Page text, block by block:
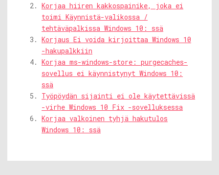
Korjaa hiiren kakkospainike, joka ei
toimi Käynnistä-valikossa /
tehtäväpalkissa Windows 10: ssä
Korjaus Ei voida kirjoittaa Windows 10
-hakupalkkiin
Korjaa ms-windows-store: purgecaches-
sovellus ei käynnistynyt Windows 10:
ssä
Työpöydän sijainti ei ole käytettävissä
-virhe Windows 10 Fix -sovelluksessa
Korjaa valkoinen tyhjä hakutulos
Windows 10: ssä